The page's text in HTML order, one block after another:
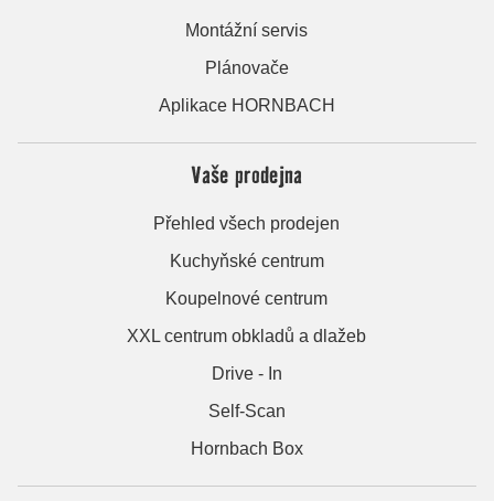
Montážní servis
Plánovače
Aplikace HORNBACH
Vaše prodejna
Přehled všech prodejen
Kuchyňské centrum
Koupelnové centrum
XXL centrum obkladů a dlažeb
Drive - In
Self-Scan
Hornbach Box